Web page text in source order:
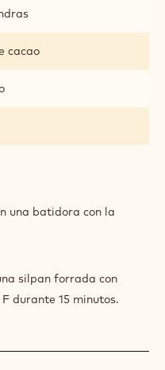
cacao
una batidora con la
silpan forrada con
durante 15 minutos.